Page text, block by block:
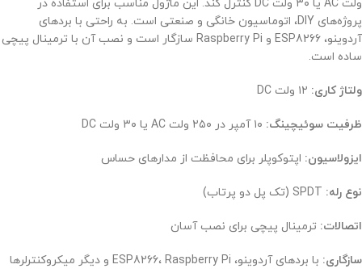
ولت AC یا ۳۰ ولت DC کنترل کند. این ماژول مناسب برای استفاده در
پروژه‌های DIY، اتوماسیون خانگی و صنعتی است. به راحتی با بردهای
آردوینو، ESP8266 و Raspberry Pi سازگار است و نصب آن با ترمینال پیچی
ساده است.
ولتاژ کاری:
ظرفیت سوئیچینگ:
ایزولاسیون: اپتوکوپلر برای محافظت از مدارهای حساس
نوع رله:
اتصالات: ترمینال پیچی برای نصب آسان
سازگاری: با بردهای آردوینو، ESP8266، Raspberry Pi و دیگر میکروکنترلرها